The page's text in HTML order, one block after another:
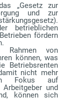
„Gesetz zur
und zur
betrieblichen
fördern
Rahmen von
können, was
Betriebsrenten
nicht mehr
Fokus auf
und
können sich